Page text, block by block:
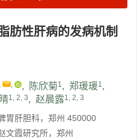
肪性肝病的发病机制
, , , 陈欣菊1, 郑瑗瑗1,
1, 2, 3, 赵晨露1, 2, 3
胃肝胆科，郑州 450000
文霞研究所，郑州